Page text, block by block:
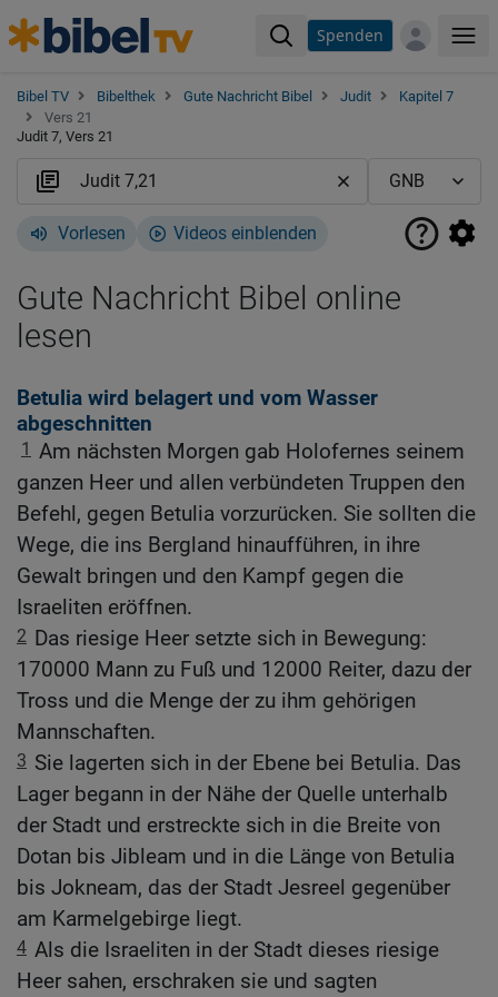
Spenden
Bibel TV Bibelthek Gute Nachricht Bibel Judit
Kapitel 7
Vers 21
Judit 7, Vers 21
Vorlesen Videos einblenden
Gute Nachricht Bibel online
lesen
Betulia wird belagert und vom Wasser
abgeschnitten
1 Am nächsten Morgen gab Holofernes seinem
ganzen Heer und allen verbündeten Truppen den
Befehl, gegen Betulia vorzurücken. Sie sollten die
Wege, die ins Bergland hinaufführen, in ihre
Gewalt bringen und den Kampf gegen die
Israeliten eröffnen.
2 Das riesige Heer setzte sich in Bewegung:
170000 Mann zu Fuß und 12000 Reiter, dazu der
Tross und die Menge der zu ihm gehörigen
Mannschaften.
3 Sie lagerten sich in der Ebene bei Betulia. Das
Lager begann in der Nähe der Quelle unterhalb
der Stadt und erstreckte sich in die Breite von
Dotan bis Jibleam und in die Länge von Betulia
bis Jokneam, das der Stadt Jesreel gegenüber
am Karmelgebirge liegt.
4 Als die Israeliten in der Stadt dieses riesige
Heer sahen, erschraken sie und sagten